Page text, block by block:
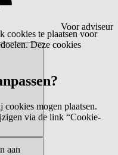
Voor adviseur
cookies te plaatsen voor
Deze cookies
mogen plaatsen.
via de link “Cookie-
aan